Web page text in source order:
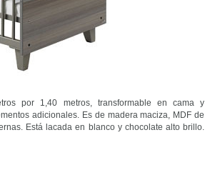
por 1,40 metros, transformable en cama y
adicionales. Es de madera maciza, MDF de
Está lacada en blanco y chocolate alto brillo.